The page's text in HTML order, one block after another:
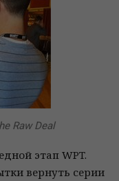
Raw Deal
этап WPT.
вернуть серии